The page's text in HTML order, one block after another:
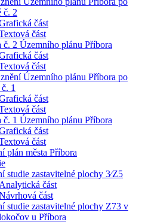
č. 2
část
část
č. 2 Územního plánu Příbora
část
část
Územního plánu Příbora po
1
část
část
č. 1 Územního plánu Příbora
část
část
plán města Příbora
studie zastavitelné plochy 3⁄Z5
Analytická část
část
studie zastavitelné plochy Z73 v
u Příbora